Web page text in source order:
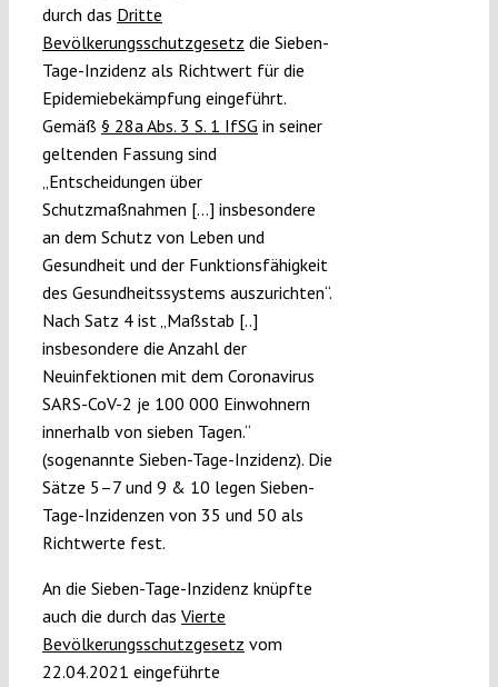
durch das Dritte
Bevölkerungsschutzgesetz die Sieben-
Tage-Inzidenz als Richtwert für die
Epidemiebekämpfung eingeführt.
Gemäß § 28a Abs. 3 S. 1 IfSG in seiner
geltenden Fassung sind
„Entscheidungen über
Schutzmaßnahmen […] insbesondere
an dem Schutz von Leben und
Gesundheit und der Funktionsfähigkeit
des Gesundheitssystems auszurichten“.
Nach Satz 4 ist „Maßstab [..]
insbesondere die Anzahl der
Neuinfektionen mit dem Coronavirus
SARS-CoV-2 je 100 000 Einwohnern
innerhalb von sieben Tagen.“
(sogenannte Sieben-Tage-Inzidenz). Die
Sätze 5–7 und 9 & 10 legen Sieben-
Tage-Inzidenzen von 35 und 50 als
Richtwerte fest.
An die Sieben-Tage-Inzidenz knüpfte
auch die durch das Vierte
Bevölkerungsschutzgesetz vom
22.04.2021 eingeführte